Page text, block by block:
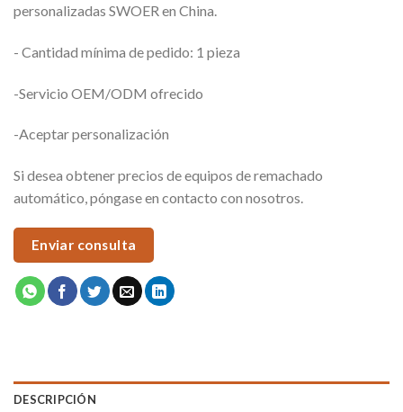
personalizadas SWOER en China.
- Cantidad mínima de pedido: 1 pieza
-Servicio OEM/ODM ofrecido
-Aceptar personalización
Si desea obtener precios de equipos de remachado
automático, póngase en contacto con nosotros.
Enviar consulta
DESCRIPCIÓN